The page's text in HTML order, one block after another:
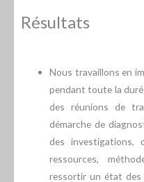
Résultats
Nous travaillons en
pendant toute la
des réunions de
démarche de
des investigations,
ressources,
ressortir un état des